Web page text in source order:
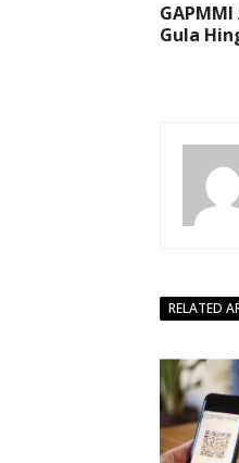
Gula
RELATED